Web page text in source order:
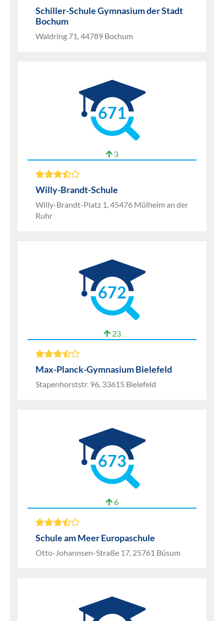
Schiller-Schule Gymnasium der Stadt
Bochum
Waldring 71, 44789 Bochum
671
3
Willy-Brandt-Schule
Willy-Brandt-Platz 1, 45476 Mülheim an der
Ruhr
672
23
Max-Planck-Gymnasium Bielefeld
Stapenhorststr. 96, 33615 Bielefeld
673
6
Schule am Meer Europaschule
Otto-Johannsen-Straße 17, 25761 Büsum